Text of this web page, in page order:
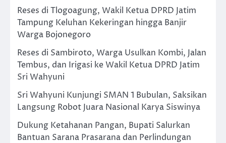
Reses di Tlogoagung, Wakil Ketua DPRD Jatim
Tampung Keluhan Kekeringan hingga Banjir
Warga Bojonegoro
Reses di Sambiroto, Warga Usulkan Kombi, Jalan
Tembus, dan Irigasi ke Wakil Ketua DPRD Jatim
Sri Wahyuni
Sri Wahyuni Kunjungi SMAN 1 Bubulan, Saksikan
Langsung Robot Juara Nasional Karya Siswinya
Dukung Ketahanan Pangan, Bupati Salurkan
Bantuan Sarana Prasarana dan Perlindungan